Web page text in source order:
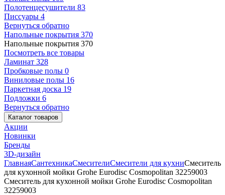
Полотенцесушители 83
Писсуары 4
Вернуться обратно
Напольные покрытия 370
Напольные покрытия 370
Посмотреть все товары
Ламинат 328
Пробковые полы 0
Виниловые полы 16
Паркетная доска 19
Подложки 6
Вернуться обратно
Каталог товаров
Акции
Новинки
Бренды
3D-дизайн
ГлавнаяСантехникаСмесителиСмесители для кухниСмеситель
для кухонной мойки Grohe Eurodisc Cosmopolitan 32259003
Смеситель для кухонной мойки Grohe Eurodisc Cosmopolitan
32259003